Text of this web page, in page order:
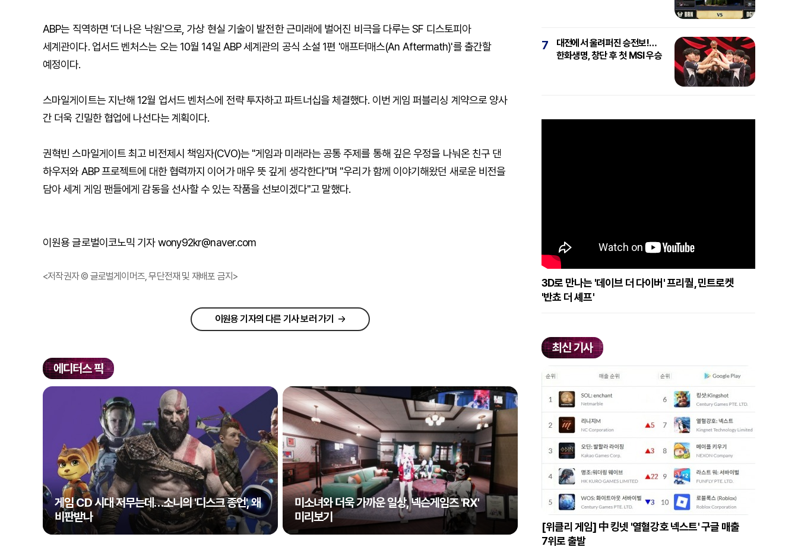
ABP는 직역하면 '더 나은 낙원'으로, 가상 현실 기술이 발전한 근미래에 벌어진 비극을 다루는 SF 디스토피아
세계관이다. 업서드 벤처스는 오는 10월 14일 ABP 세계관의 공식 소설 1편 '애프터매스(An Aftermath)'를 출간할
예정이다.
스마일게이트는 지난해 12월 업서드 벤처스에 전략 투자하고 파트너십을 체결했다. 이번 게임 퍼블리싱 계약으로 양사
간 더욱 긴밀한 협업에 나선다는 계획이다.
권혁빈 스마일게이트 최고 비전제시 책임자(CVO)는 "게임과 미래라는 공통 주제를 통해 깊은 우정을 나눠온 친구 댄
하우저와 ABP 프로젝트에 대한 협력까지 이어가 매우 뜻 깊게 생각한다"며 "우리가 함께 이야기해왔던 새로운 비전을
담아 세계 게임 팬들에게 감동을 선사할 수 있는 작품을 선보이겠다"고 말했다.
이원용 글로벌이코노믹 기자 wony92kr@naver.com
<저작권자 © 글로벌게이머즈, 무단전재 및 재배포 금지>
이원용 기자의 다른 기사 보러 가기
에디터스 픽
게임 CD 시대 저무는데…소니의 '디스크 종언', 왜
비판받나
미소녀와 더욱 가까운 일상, 넥슨게임즈 'RX'
미리보기
7
대전에서 울려퍼진 승전보!…
한화생명, 창단 후 첫 MSI 우승
3D로 만나는 '데이브 더 다이버' 프리퀄, 민트로켓
'반쵸 더 셰프'
최신 기사
[위클리 게임] 中 킹넷 '열혈강호 넥스트' 구글 매출
7위로 출발